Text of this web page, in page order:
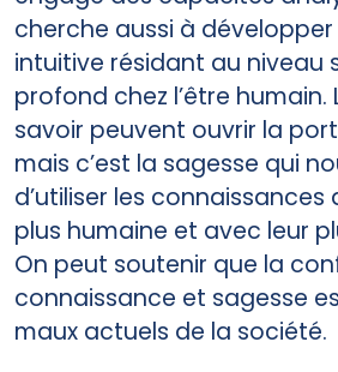
cherche aussi à
intuitive résidant au niveau
profond chez l’être humain.
savoir peuvent ouvrir la
mais c’est la sagesse qui
d’utiliser les
plus humaine et avec leur
On peut soutenir que la
connaissance et sagesse
maux actuels de la société.